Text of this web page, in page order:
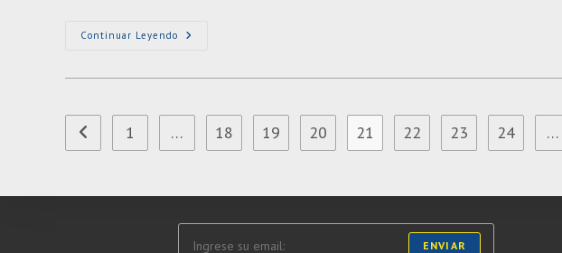
Continuar Leyendo Lanzamiento
Ir a la página anterior
1 … 18 19 20 21 22 23 24 …
ENVIAR